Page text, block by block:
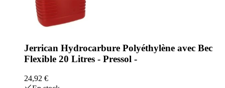
Jerrican Hydrocarbure Polyéthylène avec Bec
Flexible 20 Litres - Pressol -
24,92 €